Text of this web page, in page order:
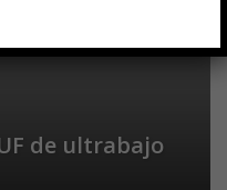
de ultrabajo